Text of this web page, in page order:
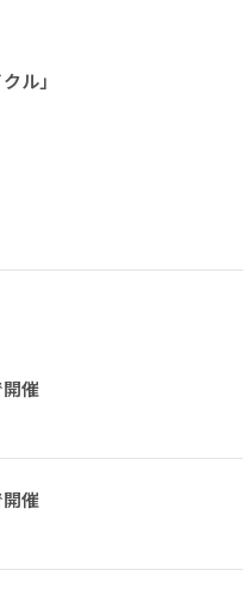
ル」
催
催